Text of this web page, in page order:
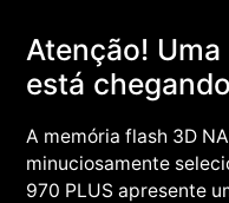
Atenção!
está
A memória flash 3D
minuciosamente
970 PLUS apresente